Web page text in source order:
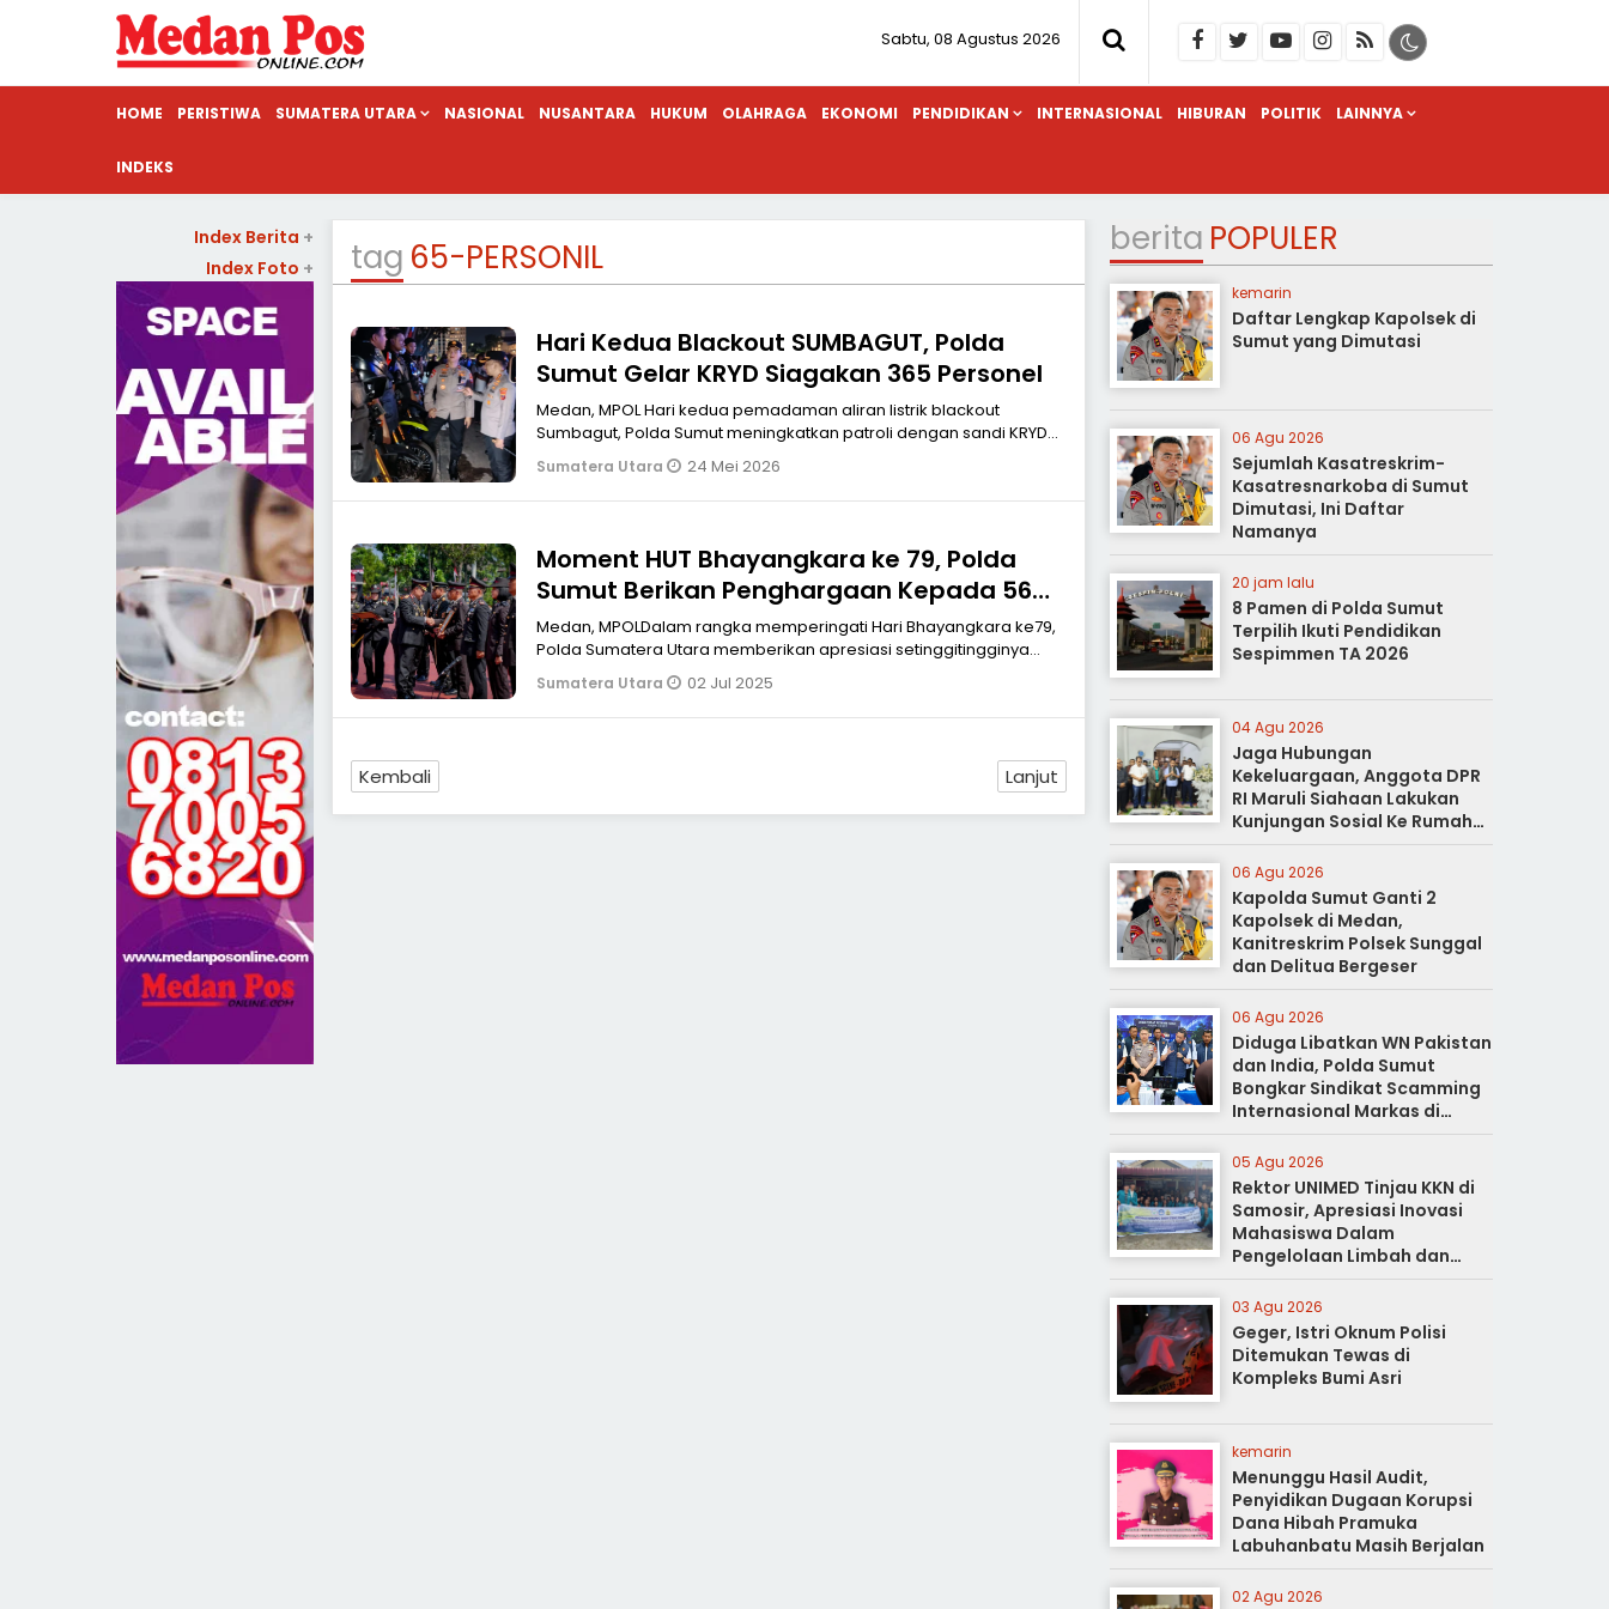
Sabtu, 08 Agustus 2026
HOME PERISTIWA SUMATERA UTARA NASIONAL NUSANTARA HUKUM OLAHRAGA EKONOMI PENDIDIKAN INTERNASIONAL HIBURAN POLITIK LAINNYA
INDEKS
tag 65-PERSONIL
Hari Kedua Blackout SUMBAGUT, Polda
Sumut Gelar KRYD Siagakan 365 Personel
Medan, MPOL Hari kedua pemadaman aliran listrik blackout
Sumbagut, Polda Sumut meningkatkan patroli dengan sandi KRYD
(Kegiatan Rutin Yang
Sumatera Utara 24 Mei 2026
Moment HUT Bhayangkara ke 79, Polda
Sumut Berikan Penghargaan Kepada 56
Personel Berprestasi
Medan, MPOLDalam rangka memperingati Hari Bhayangkara ke79,
Polda Sumatera Utara memberikan apresiasi setinggitingginya
kepada 56 persone
Sumatera Utara 02 Jul 2025
Kembali Lanjut
Index Berita +
Index Foto +
berita POPULER
kemarin
Daftar Lengkap Kapolsek di
Sumut yang Dimutasi
06 Agu 2026
Sejumlah Kasatreskrim-
Kasatresnarkoba di Sumut
Dimutasi, Ini Daftar
Namanya
20 jam lalu
8 Pamen di Polda Sumut
Terpilih Ikuti Pendidikan
Sespimmen TA 2026
04 Agu 2026
Jaga Hubungan
Kekeluargaan, Anggota DPR
RI Maruli Siahaan Lakukan
Kunjungan Sosial Ke Rumah
Duka
06 Agu 2026
Kapolda Sumut Ganti 2
Kapolsek di Medan,
Kanitreskrim Polsek Sunggal
dan Delitua Bergeser
06 Agu 2026
Diduga Libatkan WN Pakistan
dan India, Polda Sumut
Bongkar Sindikat Scamming
Internasional Markas di
Apartemen Podomoro
05 Agu 2026
Rektor UNIMED Tinjau KKN di
Samosir, Apresiasi Inovasi
Mahasiswa Dalam
Pengelolaan Limbah dan
Pertanian Ramah Lingkungan
03 Agu 2026
Geger, Istri Oknum Polisi
Ditemukan Tewas di
Kompleks Bumi Asri
kemarin
Menunggu Hasil Audit,
Penyidikan Dugaan Korupsi
Dana Hibah Pramuka
Labuhanbatu Masih Berjalan
02 Agu 2026